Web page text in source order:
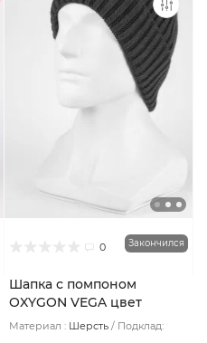
0 Закончился
Шапка с помпоном
OXYGON VEGA цвет
Красный
Материал : Шерсть
Подклад: